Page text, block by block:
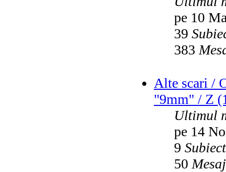
pe 10
39
383
Alte scari /
"9mm" / Z
Ultimul
pe 14
9
50